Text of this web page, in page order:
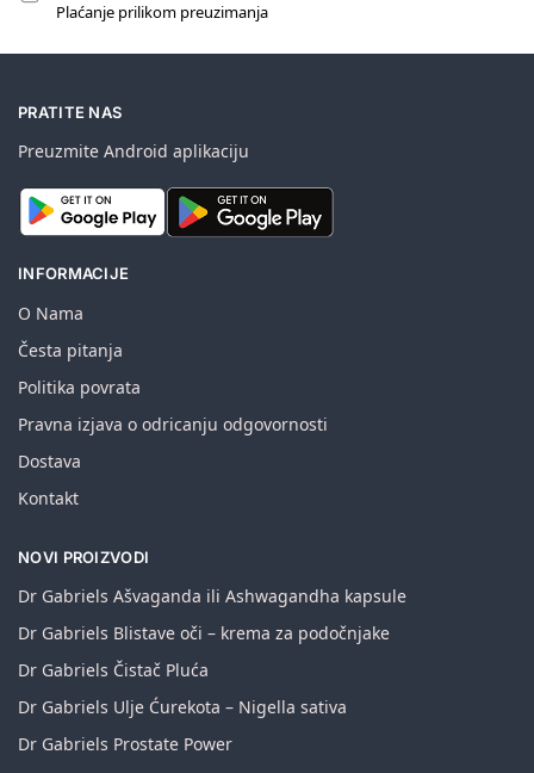
Plaćanje prilikom preuzimanja
PRATITE NAS
Preuzmite Android aplikaciju
INFORMACIJE
O Nama
Česta pitanja
Politika povrata
Pravna izjava o odricanju odgovornosti
Dostava
Kontakt
NOVI PROIZVODI
Dr Gabriels Ašvaganda ili Ashwagandha kapsule
Dr Gabriels Blistave oči – krema za podočnjake
Dr Gabriels Čistač Pluća
Dr Gabriels Ulje Ćurekota – Nigella sativa
Dr Gabriels Prostate Power